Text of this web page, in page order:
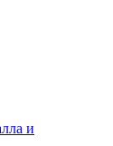
и